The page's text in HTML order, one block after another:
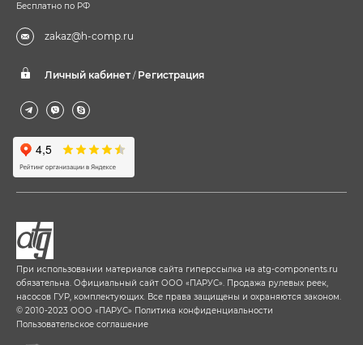
Бесплатно по РФ
zakaz@h-comp.ru
Личный кабинет / Регистрация
При использовании материалов сайта гиперссылка на atg-components.ru
обязательна. Официальный сайт ООО «ПАРУС». Продажа рулевых реек,
насосов ГУР, комплектующих. Все права защищены и охраняются законом.
© 2010-2023 ООО «ПАРУС» Политика конфиденциальности
Пользовательское соглашение